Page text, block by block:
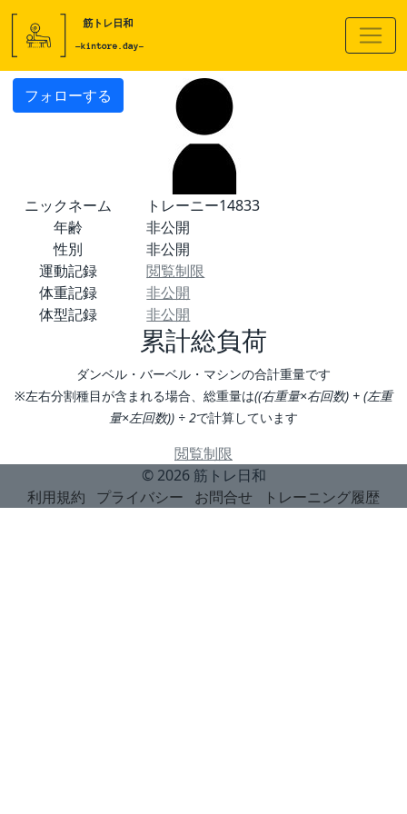
フォローする
ニックネーム
トレーニー14833
年齢
非公開
性別
非公開
運動記録
閲覧制限
体重記録
非公開
体型記録
非公開
累計総負荷
ダンベル・バーベル・マシンの合計重量です
※左右分割種目が含まれる場合、総重量は((右重量×右回数) + (左重
量×左回数)) ÷ 2で計算しています
閲覧制限
© 2026 筋トレ日和
利用規約
プライバシー お問合せ トレーニング履歴